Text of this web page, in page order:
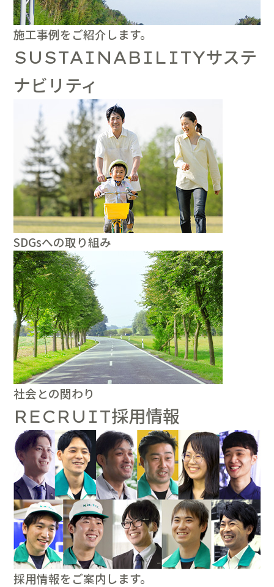
施工事例をご紹介します。
SUSTAINABILITYサステ
ナビリティ
SDGsへの取り組み
社会との関わり
RECRUIT採用情報
採用情報をご案内します。